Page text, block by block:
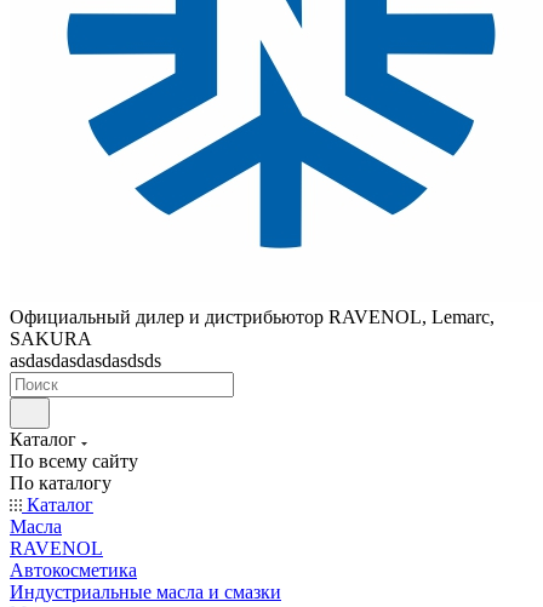
Официальный дилер и дистрибьютор RAVENOL, Lemarc,
SAKURA
asdasdasdasdasdsds
Каталог
По всему сайту
По каталогу
Каталог
Масла
RAVENOL
Автокосметика
Индустриальные масла и смазки